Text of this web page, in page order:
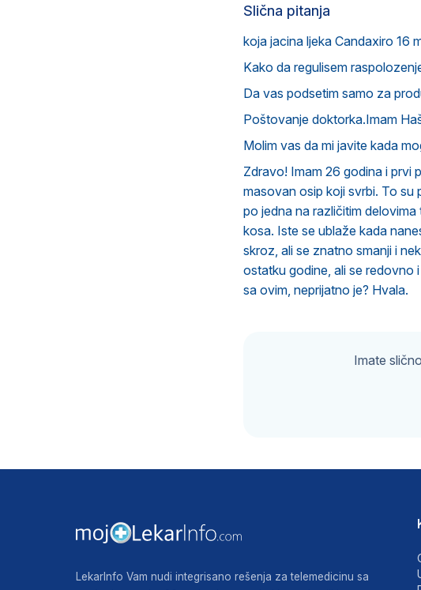
Slična pitanja
koja jacina ljeka Candaxiro 16
Kako da regulisem
Da vas podsetim samo za
Poštovanje doktorka.Imam
Molim vas da mi javite kada
Zdravo! Imam 26 godina i prvi
masovan osip koji svrbi. To su
po jedna na različitim
kosa. Iste se ublaže kada
skroz, ali se znatno smanji i
ostatku godine, ali se redovno
sa ovim, neprijatno je? Hvala.
Imate
LekarInfo Vam nudi integrisano rešenja za telemedicinu sa